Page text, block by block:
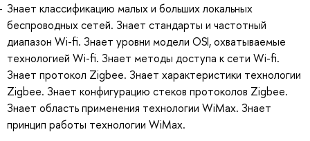
Знает классификацию малых и больших локальных
беспроводных сетей. Знает стандарты и частотный
диапазон Wi-fi. Знает уровни модели OSI, охватываемые
технологией Wi-fi. Знает методы доступа к сети Wi-fi.
Знает протокол Zigbee. Знает характеристики технологии
Zigbee. Знает конфигурацию стеков протоколов Zigbee.
Знает область применения технологии WiMax. Знает
принцип работы технологии WiMax.